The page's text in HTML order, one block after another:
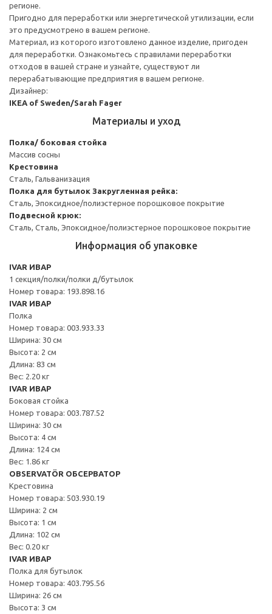
регионе.
Пригодно для переработки или энергетической утилизации, если
это предусмотрено в вашем регионе.
Материал, из которого изготовлено данное изделие, пригоден
для переработки. Ознакомьтесь с правилами переработки
отходов в вашей стране и узнайте, существуют ли
перерабатывающие предприятия в вашем регионе.
Дизайнер:
IKEA of Sweden/Sarah Fager
Материалы и уход
Полка/ боковая стойка
Массив сосны
Крестовина
Сталь, Гальванизация
Полка для бутылок Закругленная рейка:
Сталь, Эпоксидное/полиэстерное порошковое покрытие
Подвесной крюк:
Сталь, Сталь, Эпоксидное/полиэстерное порошковое покрытие
Информация об упаковке
IVAR ИВАР
1 секция/полки/полки д/бутылок
Номер товара: 193.898.16
IVAR ИВАР
Полка
Номер товара: 003.933.33
Ширина: 30 см
Высота: 2 см
Длина: 83 см
Вес: 2.20 кг
IVAR ИВАР
Боковая стойка
Номер товара: 003.787.52
Ширина: 30 см
Высота: 4 см
Длина: 124 см
Вес: 1.86 кг
OBSERVATÖR ОБСЕРВАТОР
Крестовина
Номер товара: 503.930.19
Ширина: 2 см
Высота: 1 см
Длина: 102 см
Вес: 0.20 кг
IVAR ИВАР
Полка для бутылок
Номер товара: 403.795.56
Ширина: 26 см
Высота: 3 см